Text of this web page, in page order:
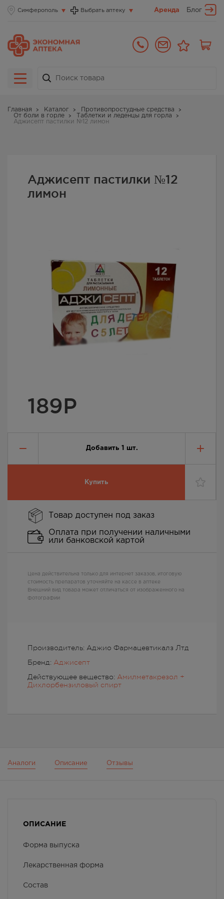
Симферополь Выбрать аптеку Аренда Блог
Главная Каталог
Противопростудные средства
От боли в горле
Таблетки и леденцы для горла
Аджисепт пастилки №12 лимон
Аджисепт пастилки №12
лимон
189Р
Добавить 1 шт.
Купить
Производитель: Аджио Фармацевтикалз Лтд
Бренд: Аджисепт
Действующее вещество: Амилметакрезол +
Дихлорбензиловый спирт
Товар доступен под заказ
Оплата при получении наличными
или банковской картой
Цена действительна только для интернет заказов, итоговую
стоимость препаратов уточняйте на кассе в аптеке
Внешний вид товара может отличаться от изображенного на
фотографии
Аналоги Описание Отзывы
ОПИСАНИЕ
Форма выпуска
Лекарственная форма
Состав